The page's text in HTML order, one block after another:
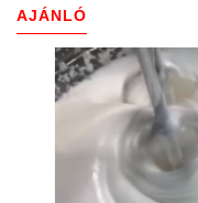
AJÁNLÓ